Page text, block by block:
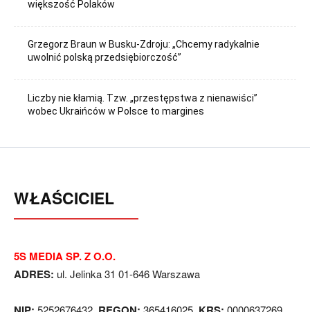
większość Polaków
Grzegorz Braun w Busku-Zdroju: „Chcemy radykalnie
uwolnić polską przedsiębiorczość”
Liczby nie kłamią. Tzw. „przestępstwa z nienawiści”
wobec Ukraińców w Polsce to margines
WŁAŚCICIEL
5S MEDIA SP. Z O.O.
ADRES: ul. Jelinka 31 01-646 Warszawa